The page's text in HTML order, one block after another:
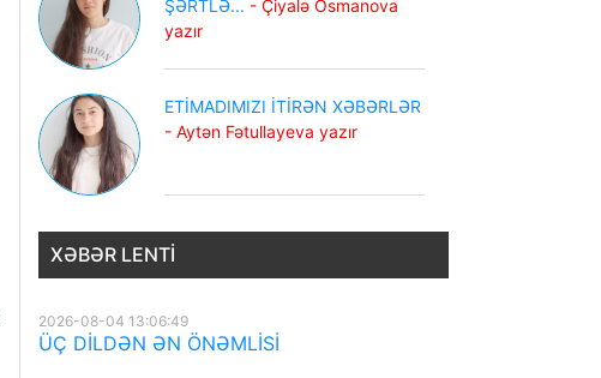
ŞƏRTLƏ... - Çiyalə Osmanova
yazır
ETİMADIMIZI İTİRƏN XƏBƏRLƏR
- Aytən Fətullayeva yazır
XƏBƏR LENTI
2026-08-04 13:06:49
ÜÇ DİLDƏN ƏN ÖNƏMLİSİ